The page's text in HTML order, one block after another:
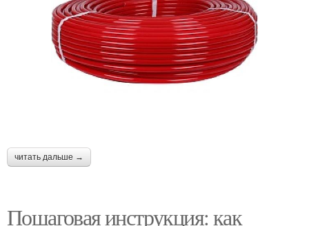
читать дальше →
Пошаговая инструкция: как